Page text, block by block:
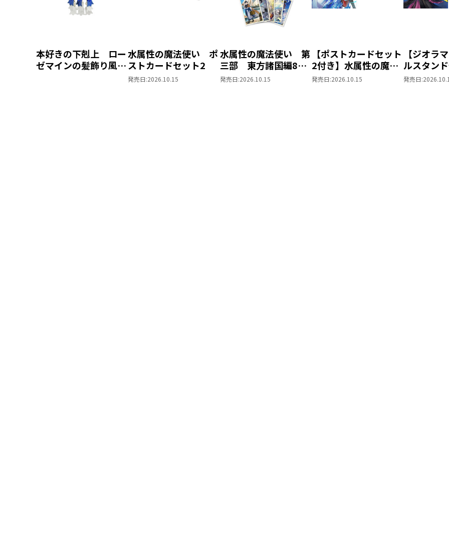
本好きの下剋上 ロー
ゼマインの髪飾り風ブ
水属性の魔法使い ポ
ストカードセット2
発売日:2026.10.15
水属性の魔法使い 第
三部 東方諸国編8
同時発売まとめ買いセ
発売日:2026.10.15
【ポストカードセット
2付き】水属性の魔法
使い 第三部 東方諸
発売日:2026.10.15
【ジオラ
ルスタン
きの下剋上
発売日: